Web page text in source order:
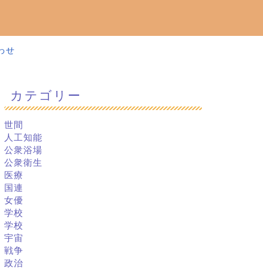
せ
カテゴリー
世間
人工知能
公衆浴場
公衆衛生
医療
国連
女優
学校
学校
宇宙
戦争
政治